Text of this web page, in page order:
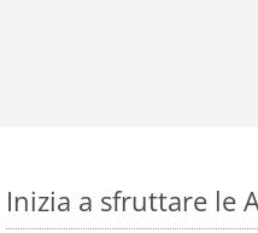
Inizia a sfruttare le